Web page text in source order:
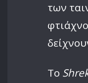
των
Το